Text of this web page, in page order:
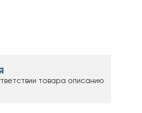
товара описанию